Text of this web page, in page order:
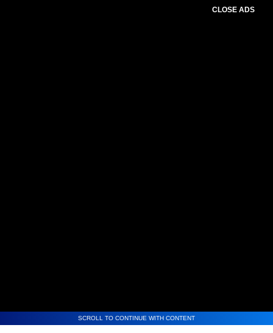
CLOSE ADS
SCROLL TO CONTINUE WITH CONTENT